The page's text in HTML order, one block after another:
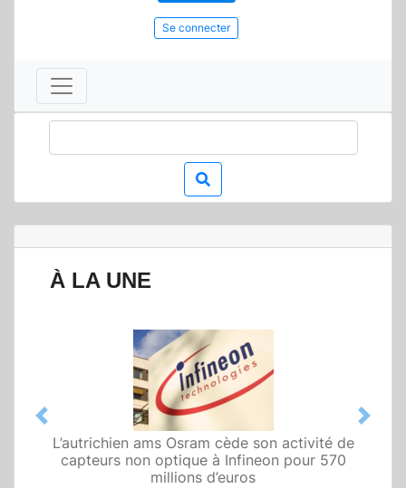
Se connecter
À LA UNE
L’autrichien ams Osram cède son activité de
capteurs non optique à Infineon pour 570
millions d’euros
Qualcomm met en avant une architecture
fondée sur l’IA physique au service de robots
domestiques et humanoïdes
Previous Next